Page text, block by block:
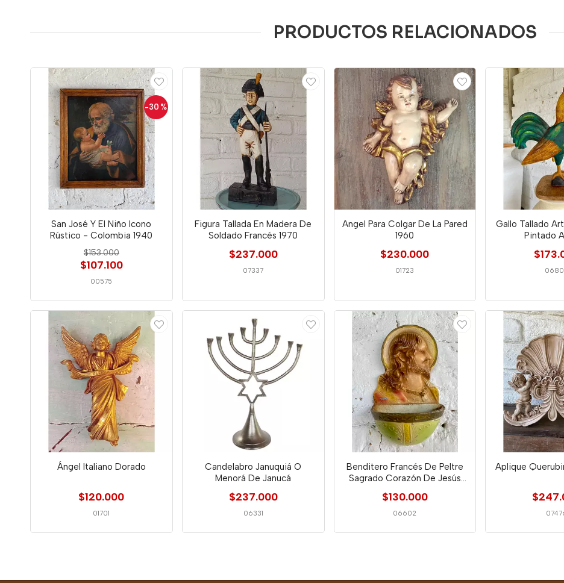
PRODUCTOS RELACIONADOS
-30 %
San José Y El Niño Icono
Rústico - Colombia 1940
$153.000
$107.100
00575
Figura Tallada En Madera De
Soldado Francés 1970
$237.000
07337
Angel Para Colgar De La Pared
1960
$230.000
01723
Gallo Tallado
Pintado
Ángel Italiano Dorado
$120.000
01701
Candelabro Januquiá O
Menorá De Janucá
$237.000
06331
Benditero Francés De Peltre
Sagrado Corazón De Jesús
$130.000
06602
Aplique